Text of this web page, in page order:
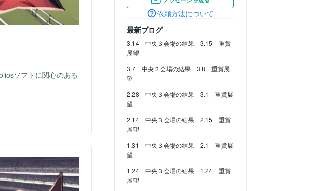
依頼方法について
最新ブログ
3.14 中央３会場の結果 3.15 重賞
展望
3.7 中央２会場の結果 3.8 重賞展
望
2.28 中央３会場の結果 3.1 重賞展
望
2.14 中央３会場の結果 2.15 重賞
展望
1.31 中央３会場の結果 2.1 重賞展
望
1.24 中央３会場の結果 1.24 重賞
展望
ソフトに関心のある